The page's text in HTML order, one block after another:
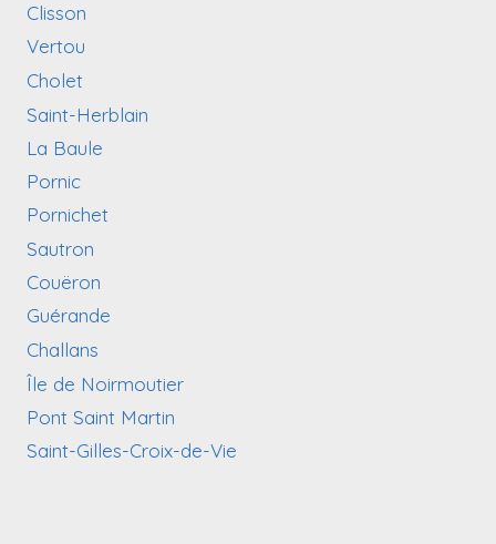
Clisson
Vertou
Cholet
Saint-Herblain
La Baule
Pornic
Pornichet
Sautron
Couëron
Guérande
Challans
Île de Noirmoutier
Pont Saint Martin
Saint-Gilles-Croix-de-Vie